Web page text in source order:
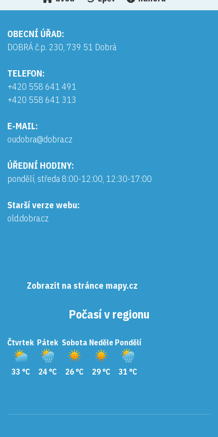
OBECNÍ ÚŘAD:
DOBRÁ č.p. 230, 739 51 Dobrá
TELEFON:
+420 558 641 491
+420 558 641 313
E-MAIL:
oudobra@dobra.cz
ÚŘEDNÍ HODINY:
pondělí, středa 8:00-12:00, 12:30-17:00
Starší verze webu:
old.dobra.cz
Zobrazit na stránce mapy.cz
Počasí v regionu
Čtvrtek
33 °C
Pátek
24 °C
Sobota
26 °C
Neděle
29 °C
Pondělí
31 °C